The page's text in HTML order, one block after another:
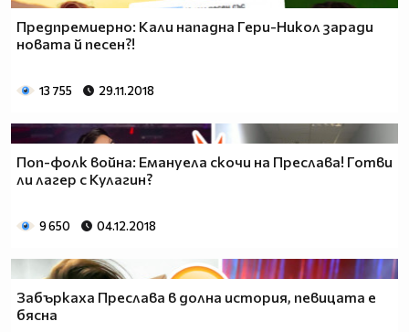
Предпремиерно: Кали нападна Гери-Никол заради
новата й песен?!
13 755 29.11.2018
Поп-фолк война: Емануела скочи на Преслава! Готви
ли лагер с Кулагин?
9 650 04.12.2018
Забъркаха Преслава в долна история, певицата е
бясна